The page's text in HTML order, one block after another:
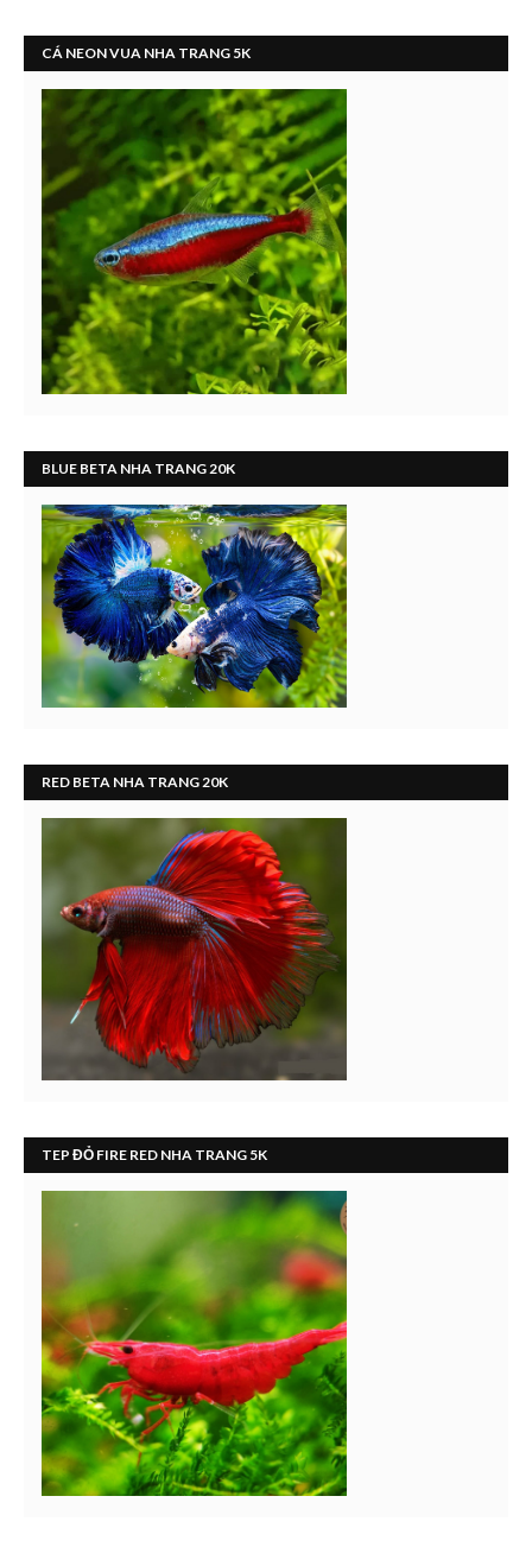
CÁ NEON VUA NHA TRANG 5K
BLUE BETA NHA TRANG 20K
RED BETA NHA TRANG 20K
TEP ĐỎ FIRE RED NHA TRANG 5K